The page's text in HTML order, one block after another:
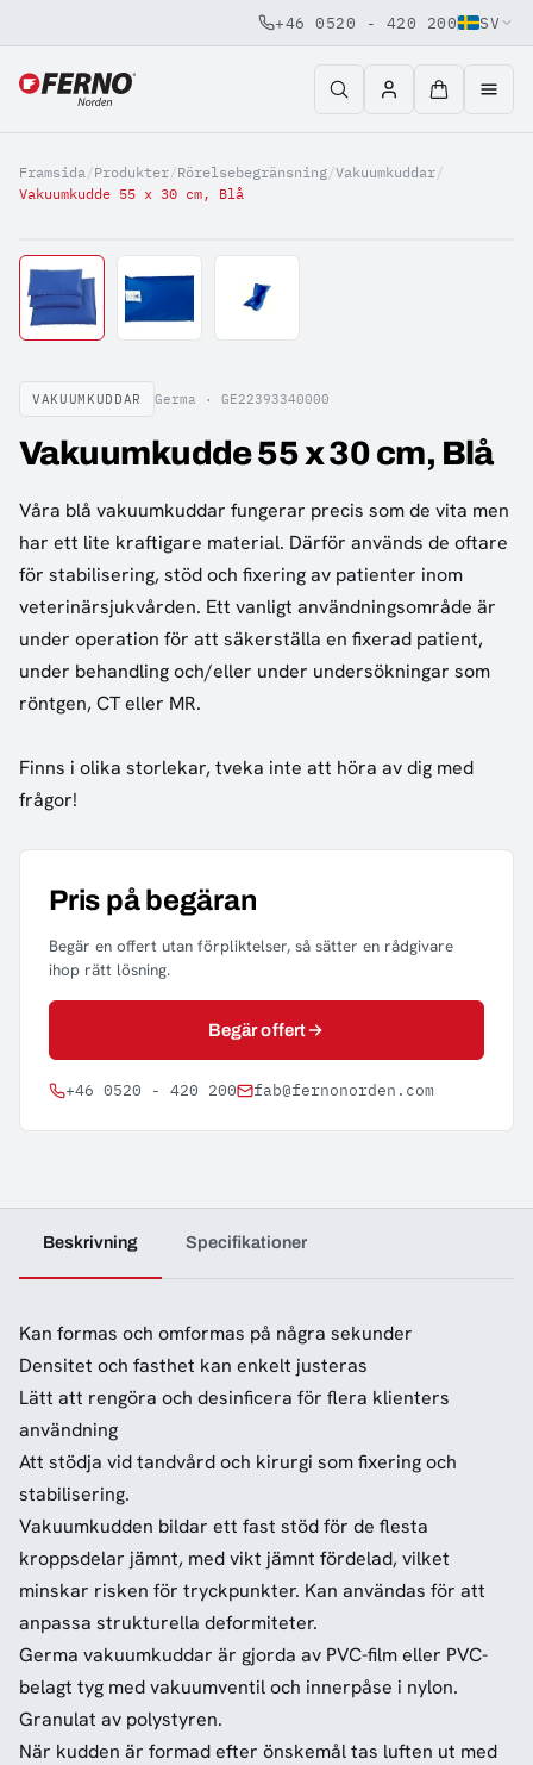
Jump to content
+46 0520 - 420 200 SV
Framsida/Produkter/Rörelsebegränsning/Vakuumkuddar/
Vakuumkudde 55 x 30 cm, Blå
VAKUUMKUDDAR Germa · GE22393340000
Vakuumkudde 55 x 30 cm, Blå
Våra blå vakuumkuddar fungerar precis som de vita men
har ett lite kraftigare material. Därför används de oftare
för stabilisering, stöd och fixering av patienter inom
veterinärsjukvården. Ett vanligt användningsområde är
under operation för att säkerställa en fixerad patient,
under behandling och/eller under undersökningar som
röntgen, CT eller MR.
Finns i olika storlekar, tveka inte att höra av dig med
frågor!
Pris på begäran
Begär en offert utan förpliktelser, så sätter en rådgivare
ihop rätt lösning.
Begär offert
+46 0520 - 420 200 fab@fernonorden.com
Beskrivning Specifikationer
Kan formas och omformas på några sekunder
Densitet och fasthet kan enkelt justeras
Lätt att rengöra och desinficera för flera klienters
användning
Att stödja vid tandvård och kirurgi som fixering och
stabilisering.
Vakuumkudden bildar ett fast stöd för de flesta
kroppsdelar jämnt, med vikt jämnt fördelad, vilket
minskar risken för tryckpunkter. Kan användas för att
anpassa strukturella deformiteter.
Germa vakuumkuddar är gjorda av PVC-film eller PVC-
belagt tyg med vakuumventil och innerpåse i nylon.
Granulat av polystyren.
När kudden är formad efter önskemål tas luften ut med